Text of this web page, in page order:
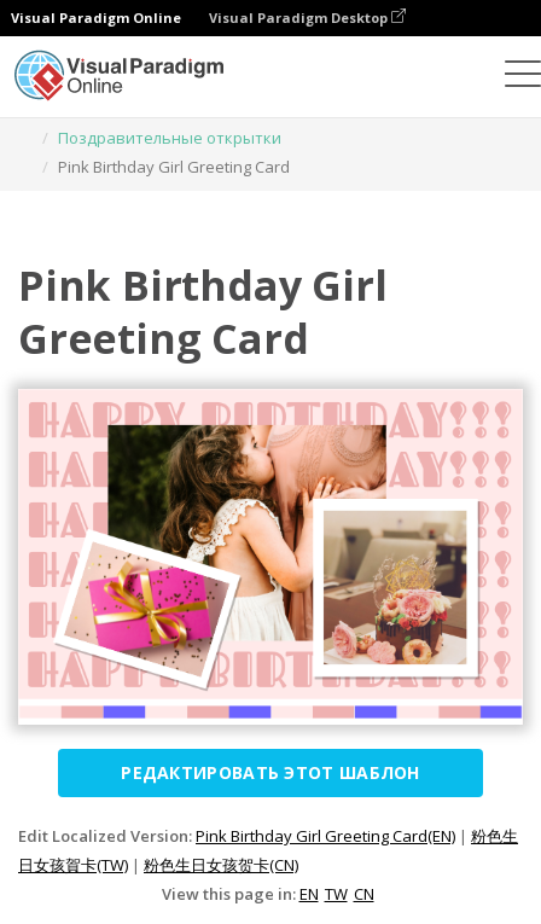
Visual Paradigm Online Visual Paradigm Desktop
Поздравительные открытки
Pink Birthday Girl Greeting Card
Pink Birthday Girl
Greeting Card
РЕДАКТИРОВАТЬ ЭТОТ ШАБЛОН
Edit Localized Version:Pink Birthday Girl Greeting Card(EN) | 粉色生
日女孩賀卡(TW) | 粉色生日女孩贺卡(CN)
View this page in:EN TW CN